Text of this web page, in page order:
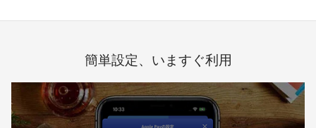
簡単設定、いますぐ利用